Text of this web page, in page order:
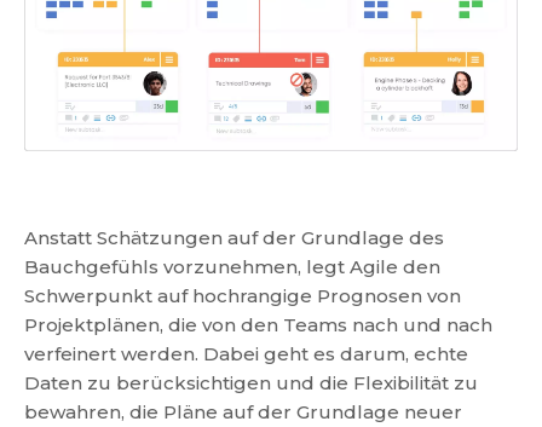
Anstatt Schätzungen auf der Grundlage des
Bauchgefühls vorzunehmen, legt Agile den
Schwerpunkt auf hochrangige Prognosen von
Projektplänen, die von den Teams nach und nach
verfeinert werden. Dabei geht es darum, echte
Daten zu berücksichtigen und die Flexibilität zu
bewahren, die Pläne auf der Grundlage neuer